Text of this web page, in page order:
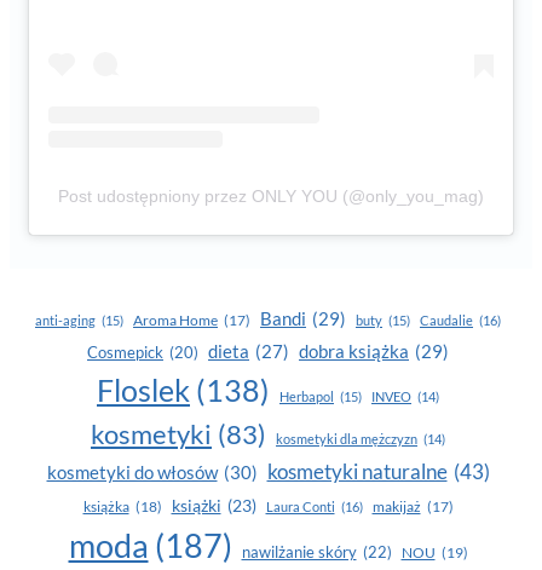
Post udostępniony przez ONLY YOU (@only_you_mag)
anti-aging (15) Aroma Home (17) Bandi (29) buty (15) Caudalie (16)
Cosmepick (20) dieta (27) dobra książka (29)
Floslek (138) Herbapol (15) INVEO (14)
kosmetyki (83) kosmetyki dla mężczyzn (14)
kosmetyki do włosów (30) kosmetyki naturalne (43)
książka (18) książki (23) Laura Conti (16) makijaż (17)
moda (187) nawilżanie skóry (22) NOU (19)